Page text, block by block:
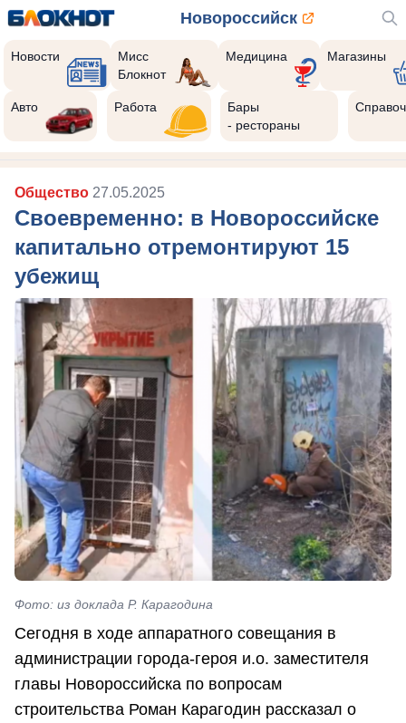
Новороссийск
Новости
Мисс
Блокнот
Медицина Магазины
Авто Работа
Бары
- рестораны
Общество 27.05.2025
Своевременно: в Новороссийске
капитально отремонтируют 15
убежищ
Фото: из доклада Р. Карагодина
Сегодня в ходе аппаратного совещания в
администрации города-героя и.о. заместителя
главы Новороссийска по вопросам
строительства Роман Карагодин рассказал о